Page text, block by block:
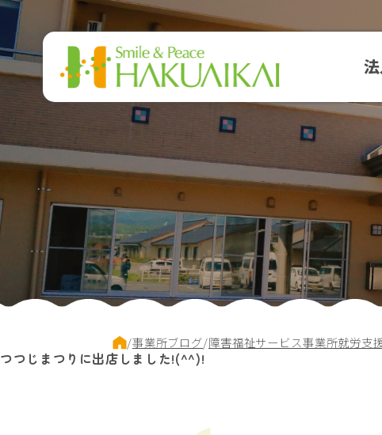
このページの本文へ
現
在
/事業所ブログ/障害福祉サービス事業所就労支
つつじまつりに出店しました!(^^)!